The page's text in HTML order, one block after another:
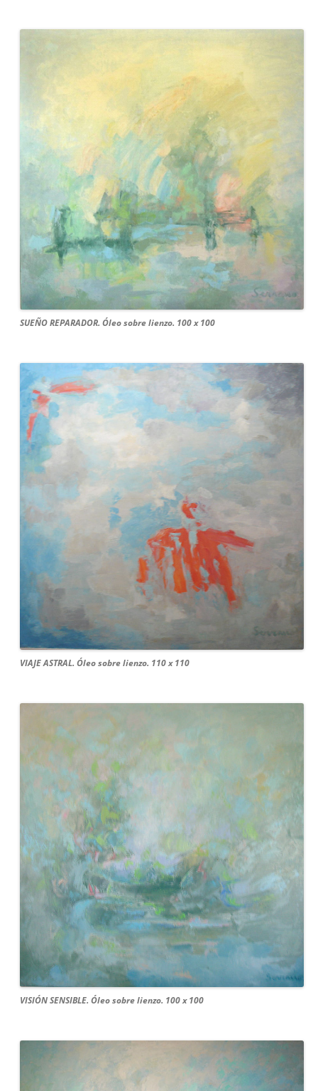
SUEÑO REPARADOR. Óleo sobre lienzo. 100 x 100
VIAJE ASTRAL. Óleo sobre lienzo. 110 x 110
VISIÓN SENSIBLE. Óleo sobre lienzo. 100 x 100